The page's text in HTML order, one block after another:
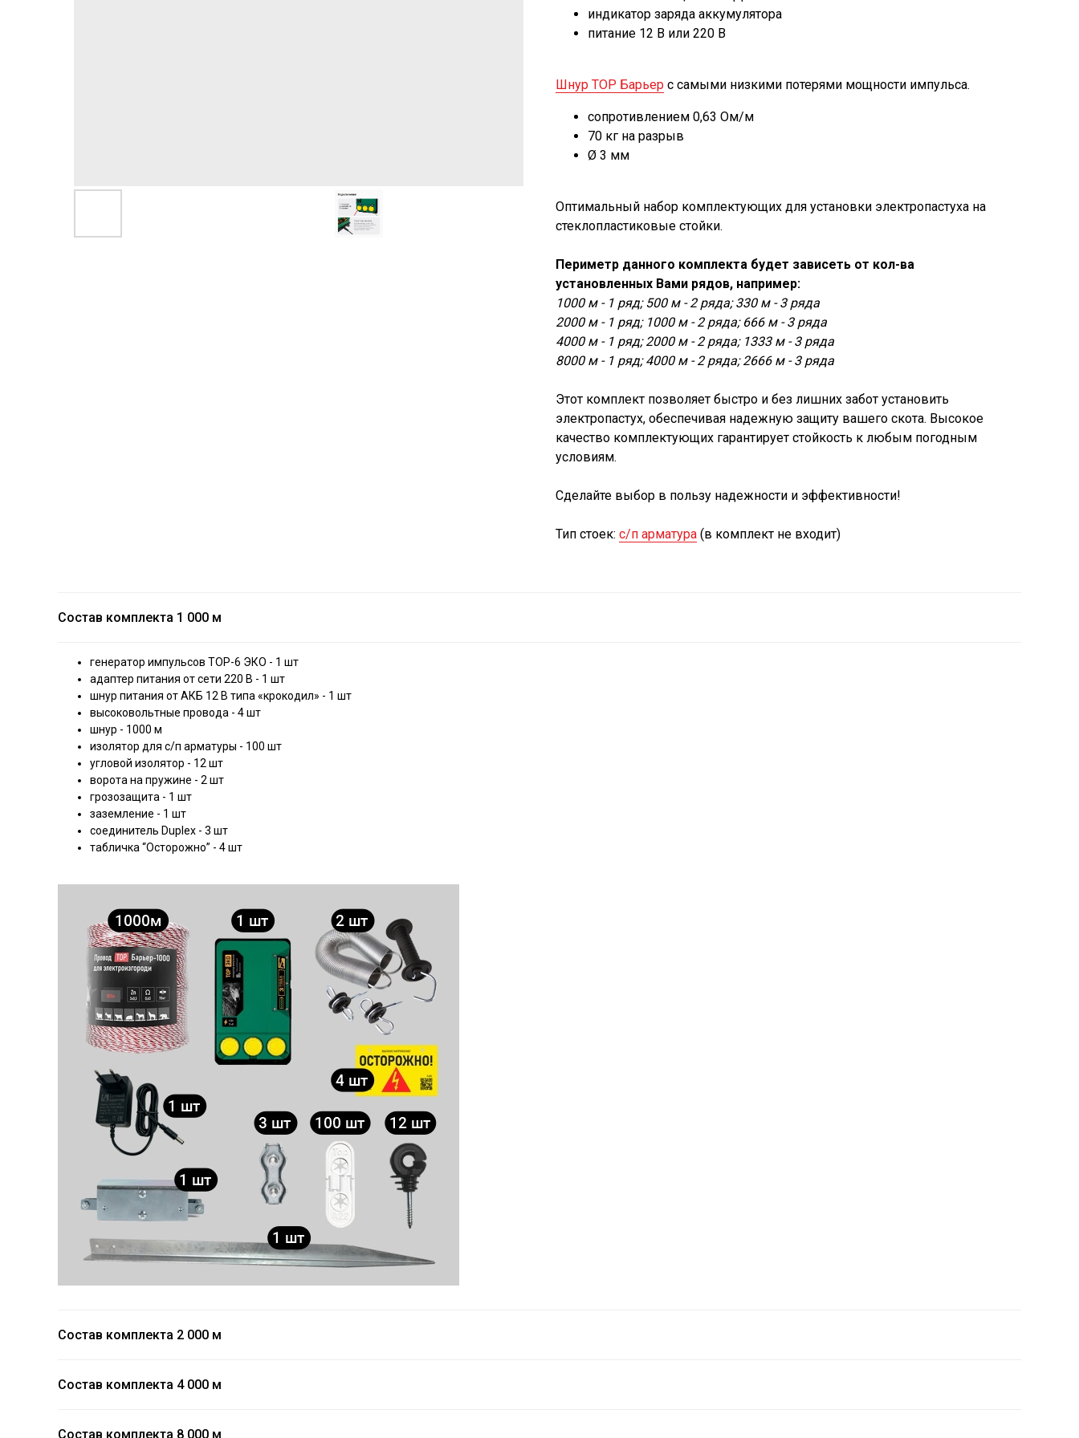
индикатор заряда аккумулятора
питание 12 В или 220 В
Шнур ТОР Барьер с самыми низкими потерями мощности импульса.
сопротивлением 0,63 Ом/м
70 кг на разрыв
Ø 3 мм
Оптимальный набор комплектующих для установки электропастуха на
стеклопластиковые стойки.
Периметр данного комплекта будет зависеть от кол-ва
установленных Вами рядов, например:
1000 м - 1 ряд; 500 м - 2 ряда; 330 м - 3 ряда
2000 м - 1 ряд; 1000 м - 2 ряда; 666 м - 3 ряда
4000 м - 1 ряд; 2000 м - 2 ряда; 1333 м - 3 ряда
8000 м - 1 ряд; 4000 м - 2 ряда; 2666 м - 3 ряда
Этот комплект позволяет быстро и без лишних забот установить
электропастух, обеспечивая надежную защиту вашего скота. Высокое
качество комплектующих гарантирует стойкость к любым погодным
условиям.
Сделайте выбор в пользу надежности и эффективности!
Тип стоек: с/п арматура (в комплект не входит)
Состав комплекта 1 000 м
генератор импульсов ТОР-6 ЭКО - 1 шт
адаптер питания от сети 220 В - 1 шт
шнур питания от АКБ 12 В типа «крокодил» - 1 шт
высоковольтные провода - 4 шт
шнур - 1000 м
изолятор для с/п арматуры - 100 шт
угловой изолятор - 12 шт
ворота на пружине - 2 шт
грозозащита - 1 шт
заземление - 1 шт
соединитель Duplex - 3 шт
табличка “Осторожно” - 4 шт
Состав комплекта 2 000 м
Состав комплекта 4 000 м
Состав комплекта 8 000 м